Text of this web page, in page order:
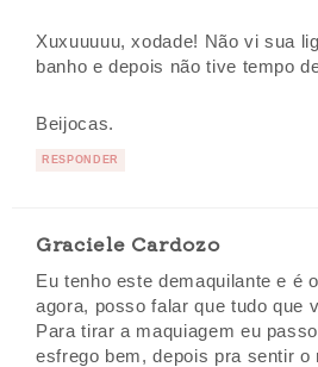
Xuxuuuuu, xodade! Não vi sua
banho e depois não tive tempo
Beijocas.
RESPONDER
Graciele Cardozo
Eu tenho este demaquilante e é
agora, posso falar que tudo que
Para tirar a maquiagem eu
esfrego bem, depois pra sentir o